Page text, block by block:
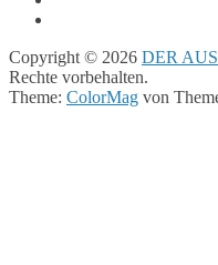
Copyright © 2026 DER
Rechte vorbehalten.
Theme: ColorMag von